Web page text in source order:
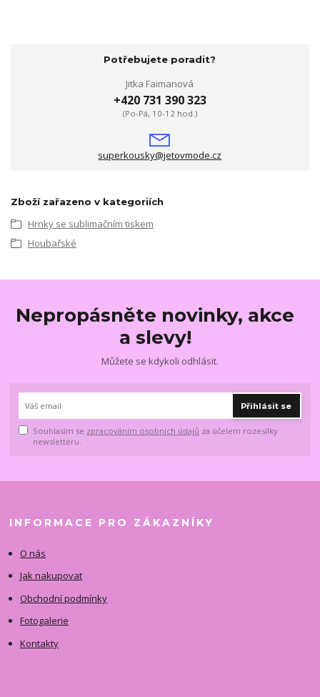
Potřebujete poradit?
Jitka Faimanová
+420 731 390 323
(Po-Pá, 10-12 hod.)
superkousky@jetovmode.cz
Zboží zařazeno v kategoriích
Hrnky se sublimačním tiskem
Houbařské
Nepropásněte novinky, akce
a slevy!
Můžete se kdykoli odhlásit.
Přihlásit se
Souhlasím se zpracováním osobních údajů za účelem rozesílky
newsletteru.
INFORMACE PRO ZÁKAZNÍKY
O nás
Jak nakupovat
Obchodní podmínky
Fotogalerie
Kontakty